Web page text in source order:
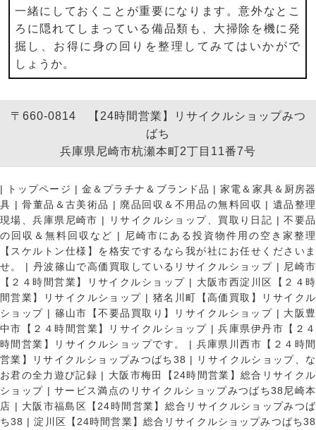
一緒にしておくことが重要になります。意外なとこ
ろに隠れてしまっている備品類も、大掃除を機に発
掘し、お得に身の回りを整理してみてはいかがで
しょうか。
〒660-0814 【24時間営業】リサイクルショップみつ
ばち
兵庫県尼崎市杭瀬本町2丁目11番7号
| トップページ | 金＆プラチナ＆ブランド品 |家電＆家具＆厨房器
具 |骨董品＆古美術品 | 廃品回収＆不用品の無料回収 | 遺品整理
現場、兵庫県尼崎市 | リサイクルショップ、買取り日記 |不要品
の回収＆無料回収など |
尼崎市にある投資物件用の空き家整理
【スケルトン仕様】を格安でするなら我が社にお任せくださいま
せ。
| 丹波篠山で高価買取しているリサイクルショップ | 尼崎市
【２４時間営業】リサイクルショップ | 大阪市西淀川区【２４時
間営業】リサイクルショップ | 猪名川町【高価買取】リサイクル
ショップ | 篠山市【不要品買取り】リサイクルショップ | 大阪豊
中市【２４時間営業】リサイクルショップ |兵庫県伊丹市【２４
時間営業】リサイクルショップです。
| 兵庫県川西市【２４時間
営業】リサイクルショップみつばち38 |
リサイクルショップ、な
お君の全力遊び記録 | 大阪市梅田【24時間営業】総合リサイクル
ショップ |サービス満点のリサイクルショップみつばち38尼崎本
店 | 大阪市福島区【24時間営業】総合リサイクルショップみつば
ち38 |淀川区【24時間営業】総合リサイクルショップみつばち38